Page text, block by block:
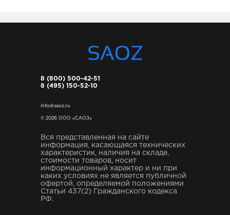
8 (800) 500-42-51
8 (495) 150-52-10
info@saoz.ru
© 2026 ООО «САОЗ»
Вся представленная на сайте
информация, касающаяся технических
характеристик, наличия на складе,
стоимости товаров, носит
информационный характер и ни при
каких условиях не является публичной
офертой, определяемой положениями
Статьи 437(2) Гражданского кодекса
РФ.